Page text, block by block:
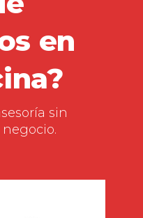
en
sin